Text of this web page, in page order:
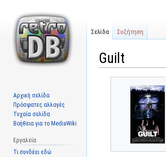
Guilt
Σελίδα Συζήτηση
Αρχική σελίδα
Πρόσφατες αλλαγές
Τυχαία σελίδα
Βοήθεια για το MediaWiki
Εργαλεία
Τι συνδέει εδώ